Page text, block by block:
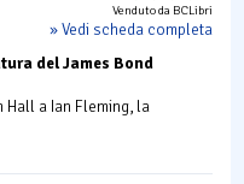
Venduto da BCLibri
» Vedi scheda completa
del James Bond
Hall a Ian Fleming, la